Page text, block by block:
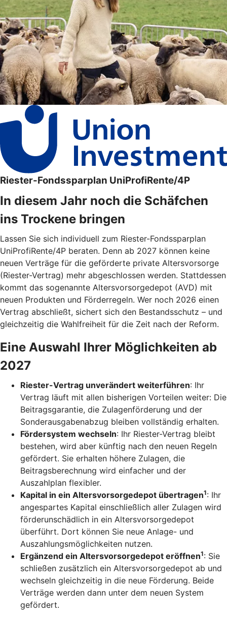
Riester-Fondssparplan UniProfiRente/4P
In diesem Jahr noch die Schäfchen
ins Trockene bringen
Lassen Sie sich individuell zum Riester-Fondssparplan
UniProfiRente/4P beraten. Denn ab 2027 können keine
neuen Verträge für die geförderte private Altersvorsorge
(Riester-Vertrag) mehr abgeschlossen werden. Stattdessen
kommt das sogenannte Altersvorsorgedepot (AVD) mit
neuen Produkten und Förderregeln. Wer noch 2026 einen
Vertrag abschließt, sichert sich den Bestandsschutz – und
gleichzeitig die Wahlfreiheit für die Zeit nach der Reform.
Eine Auswahl Ihrer Möglichkeiten ab
2027
Riester-Vertrag unverändert weiterführen: Ihr
Vertrag läuft mit allen bisherigen Vorteilen weiter: Die
Beitragsgarantie, die Zulagenförderung und der
Sonderausgabenabzug bleiben vollständig erhalten.
Fördersystem wechseln: Ihr Riester-Vertrag bleibt
bestehen, wird aber künftig nach den neuen Regeln
gefördert. Sie erhalten höhere Zulagen, die
Beitragsberechnung wird einfacher und der
Auszahlplan flexibler.
Kapital in ein Altersvorsorgedepot übertragen1: Ihr
angespartes Kapital einschließlich aller Zulagen wird
förderunschädlich in ein Altersvorsorgedepot
überführt. Dort können Sie neue Anlage- und
Auszahlungsmöglichkeiten nutzen.
Ergänzend ein Altersvorsorgedepot eröffnen1: Sie
schließen zusätzlich ein Altersvorsorgedepot ab und
wechseln gleichzeitig in die neue Förderung. Beide
Verträge werden dann unter dem neuen System
gefördert.